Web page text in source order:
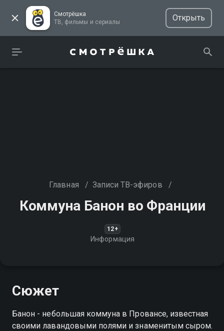
Смотрёшка
ТВ, фильмы и сериалы
Открыть
Главная / Записи ТВ-эфиров /
Коммуна Банон во Франции
12+
Информация
Сюжет
Банон - небольшая коммуна в Провансе, известная
своими лавандовыми полями и знаменитым сыром.